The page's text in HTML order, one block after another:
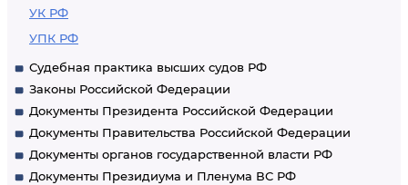
УК РФ
УПК РФ
Судебная практика высших судов РФ
Законы Российской Федерации
Документы Президента Российской Федерации
Документы Правительства Российской Федерации
Документы органов государственной власти РФ
Документы Президиума и Пленума ВС РФ